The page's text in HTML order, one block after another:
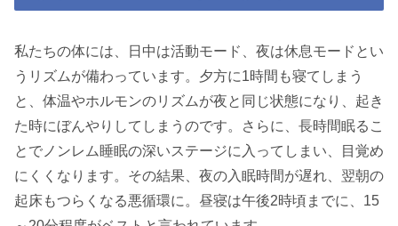
私たちの体には、日中は活動モード、夜は休息モードとい
うリズムが備わっています。夕方に1時間も寝てしまう
と、体温やホルモンのリズムが夜と同じ状態になり、起き
た時にぼんやりしてしまうのです。さらに、長時間眠るこ
とでノンレム睡眠の深いステージに入ってしまい、目覚め
にくくなります。その結果、夜の入眠時間が遅れ、翌朝の
起床もつらくなる悪循環に。昼寝は午後2時頃までに、15